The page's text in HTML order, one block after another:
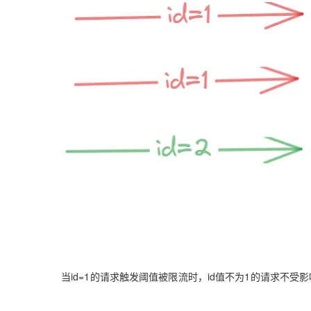
当id=1的请求触发阈值被限流时，id值不为1的请求不受